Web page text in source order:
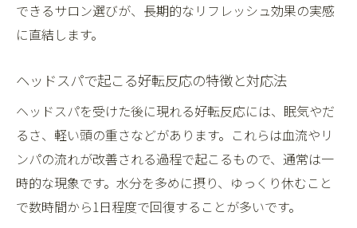
できるサロン選びが、長期的なリフレッシュ効果の実感
に直結します。
ヘッドスパで起こる好転反応の特徴と対応法
ヘッドスパを受けた後に現れる好転反応には、眠気やだ
るさ、軽い頭の重さなどがあります。これらは血流やリ
ンパの流れが改善される過程で起こるもので、通常は一
時的な現象です。水分を多めに摂り、ゆっくり休むこと
で数時間から1日程度で回復することが多いです。